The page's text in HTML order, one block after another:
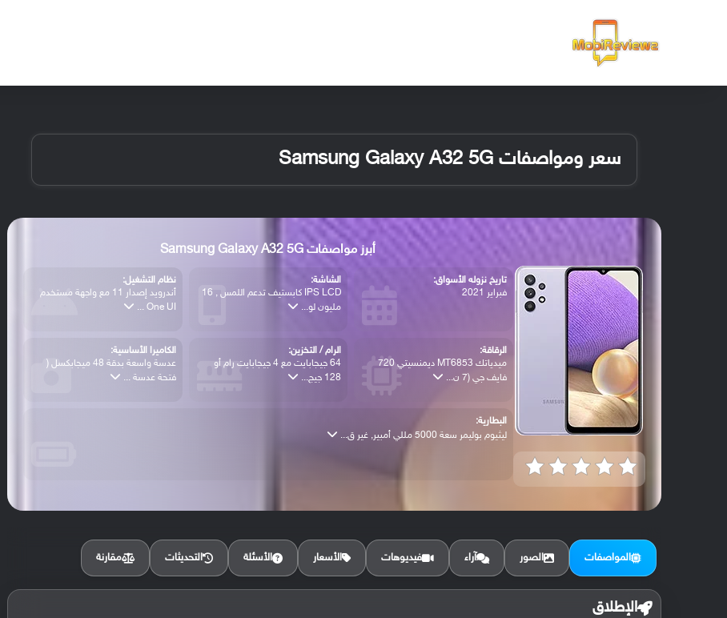
سعر ومواصفات Samsung Galaxy A32 5G
أبرز مواصفات Samsung Galaxy A32 5G
تاريخ نزوله الأسواق:
فبراير 2021
الشاشة:
IPS LCD كابستيف تدعم اللمس , 16
مليون لو...
نظام التشغيل:
أندرويد إصدار 11 مع واجهة مستخدم
One UI ...
الرقاقة:
ميدياتك MT6853 ديمنسيتي 720
فايف جي (7 ن...
الرام / التخزين:
64 جيجابايت مع 4 جيجابايت رام أو
128 جيج...
الكاميرا الأساسية:
عدسة واسعة بدقة 48 ميجابكسل (
فتحة عدسة ...
البطارية:
ليثيوم بوليمر سعة 5000 مللي أمبير, غير ق...
المواصفات الصور آراء فيديوهات الأسعار الأسئلة التحديثات مقارنة
الإطلاق